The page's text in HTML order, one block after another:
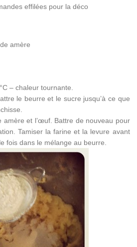
effilées pour la déco
amère
– chaleur tournante.
le beurre et le sucre jusqu’à ce que
amère et l’œuf. Battre de nouveau pour
Tamiser la farine et la levure avant
fois dans le mélange au beurre.